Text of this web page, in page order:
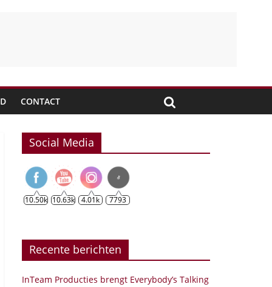
CONTACT
Social Media
10.50k 10.63k 4.01k 7793
Recente berichten
InTeam Producties brengt Everybody’s Talking